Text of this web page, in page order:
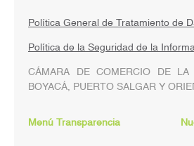
Política General de Tratamiento de
Política de la Seguridad de la
CÁMARA DE COMERCIO DE LA
BOYACÁ, PUERTO SALGAR Y
Menú Transparencia